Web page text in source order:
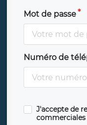
Mot de passe
Numéro de
J'accepte de
commerciales